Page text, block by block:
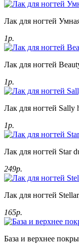
Лак для ногтей
1р.
Лак для ногтей
1р.
Лак для ногтей Sally
1р.
Лак для ногтей Star
249р.
Лак для ногтей
165р.
База и верхнее